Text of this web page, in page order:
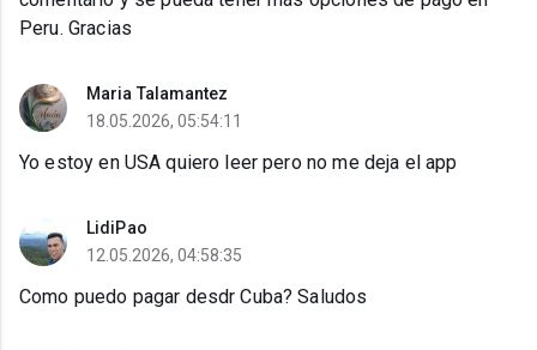
Peru. Gracias
Maria Talamantez
18.05.2026, 05:54:11
Yo estoy en USA quiero leer pero no me deja el app
LidiPao
12.05.2026, 04:58:35
Como puedo pagar desdr Cuba? Saludos